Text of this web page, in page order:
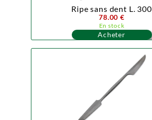
Ripe sans dent L. 300
78.00 €
En stock
Acheter